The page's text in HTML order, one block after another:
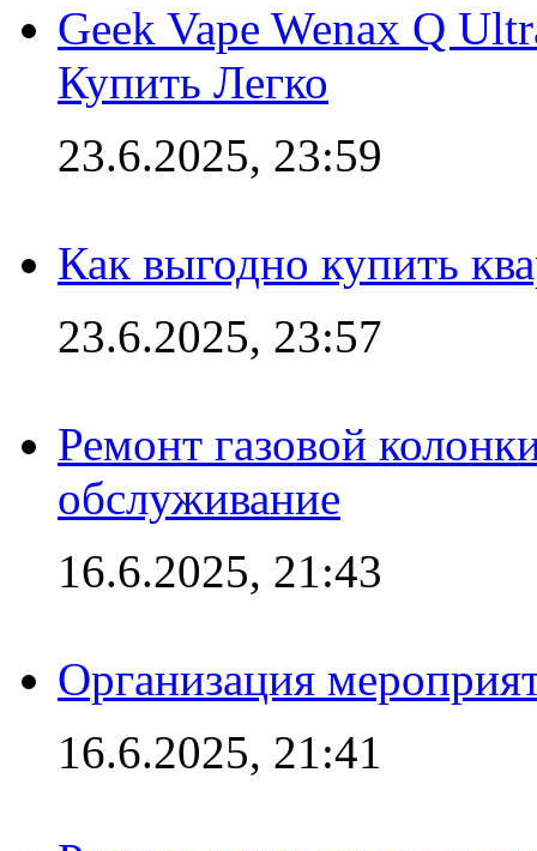
Geek Vape Wenax Q
Купить Легко
23.6.2025, 23:59
Как выгодно купить
23.6.2025, 23:57
Ремонт газовой
обслуживание
16.6.2025, 21:43
Организация
16.6.2025, 21:41